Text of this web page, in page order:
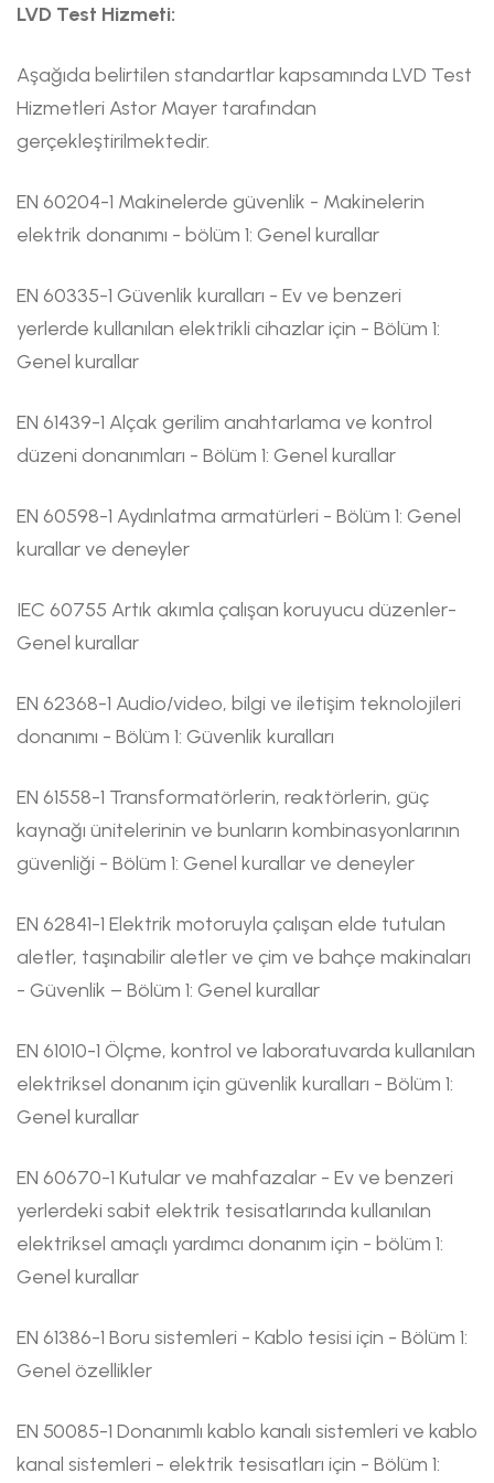
LVD Test Hizmeti:
Aşağıda belirtilen standartlar kapsamında LVD Test
Hizmetleri Astor Mayer tarafından
gerçekleştirilmektedir.
EN 60204-1 Makinelerde güvenlik - Makinelerin
elektrik donanımı - bölüm 1: Genel kurallar
EN 60335-1 Güvenlik kuralları - Ev ve benzeri
yerlerde kullanılan elektrikli cihazlar için - Bölüm 1:
Genel kurallar
EN 61439-1 Alçak gerilim anahtarlama ve kontrol
düzeni donanımları - Bölüm 1: Genel kurallar
EN 60598-1 Aydınlatma armatürleri - Bölüm 1: Genel
kurallar ve deneyler
IEC 60755 Artık akımla çalışan koruyucu düzenler-
Genel kurallar
EN 62368-1 Audio/video, bilgi ve iletişim teknolojileri
donanımı - Bölüm 1: Güvenlik kuralları
EN 61558-1 Transformatörlerin, reaktörlerin, güç
kaynağı ünitelerinin ve bunların kombinasyonlarının
güvenliği - Bölüm 1: Genel kurallar ve deneyler
EN 62841-1 Elektrik motoruyla çalışan elde tutulan
aletler, taşınabilir aletler ve çim ve bahçe makinaları
- Güvenlik – Bölüm 1: Genel kurallar
EN 61010-1 Ölçme, kontrol ve laboratuvarda kullanılan
elektriksel donanım için güvenlik kuralları - Bölüm 1:
Genel kurallar
EN 60670-1 Kutular ve mahfazalar - Ev ve benzeri
yerlerdeki sabit elektrik tesisatlarında kullanılan
elektriksel amaçlı yardımcı donanım için - bölüm 1:
Genel kurallar
EN 61386-1 Boru sistemleri - Kablo tesisi için - Bölüm 1:
Genel özellikler
EN 50085-1 Donanımlı kablo kanalı sistemleri ve kablo
kanal sistemleri - elektrik tesisatları için - Bölüm 1: